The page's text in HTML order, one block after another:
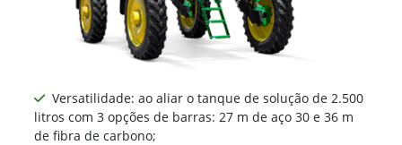
Versatilidade: ao aliar o tanque de solução de 2.500
litros com 3 opções de barras: 27 m de aço 30 e 36 m
de fibra de carbono;